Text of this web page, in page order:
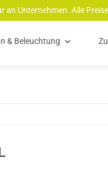
an Unternehmen. Alle
& Beleuchtung